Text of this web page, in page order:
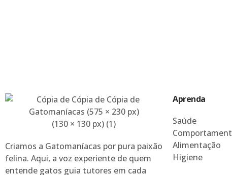
Criamos a Gatomaníacas por pura paixão
felina. Aqui, a voz experiente de quem
entende gatos guia tutores em cada
Aprenda
Saúde
Alimentação
Higiene